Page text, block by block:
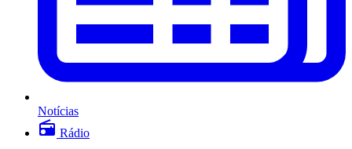
Notícias
Rádio